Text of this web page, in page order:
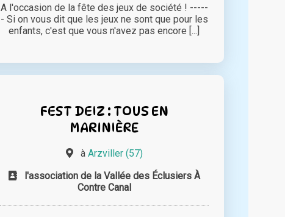
A l'occasion de la fête des jeux de société ! -----
- Si on vous dit que les jeux ne sont que pour les
enfants, c'est que vous n'avez pas encore [...]
FEST DEIZ : TOUS EN
MARINIÈRE
à Arzviller (57)
l'association de la Vallée des Éclusiers À
Contre Canal